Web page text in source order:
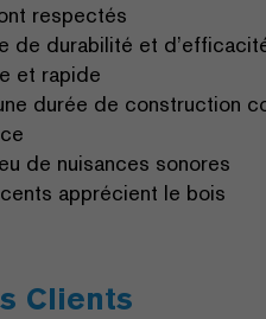
respectés
de durabilité et
et rapide
durée de construction
de nuisances sonores
apprécient le bois
Clients